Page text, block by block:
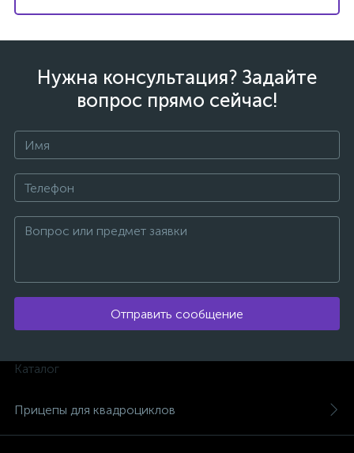
Нужна консультация? Задайте
вопрос прямо сейчас!
Отправить сообщение
Каталог
Прицепы для квадроциклов